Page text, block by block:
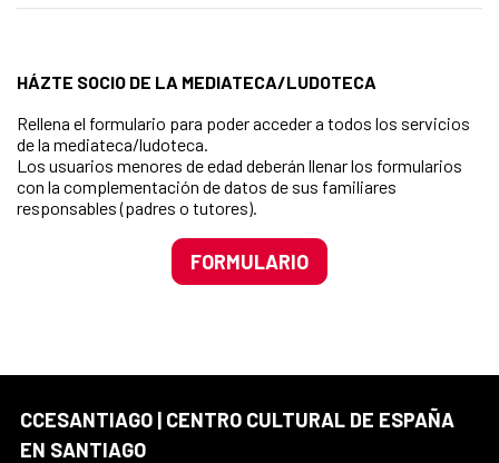
HÁZTE SOCIO DE LA MEDIATECA/LUDOTECA
Rellena el formulario para poder acceder a todos los servicios
de la mediateca/ludoteca.
Los usuarios menores de edad deberán llenar los formularios
con la complementación de datos de sus familiares
responsables (padres o tutores).
FORMULARIO
CCESANTIAGO | CENTRO CULTURAL DE ESPAÑA
EN SANTIAGO